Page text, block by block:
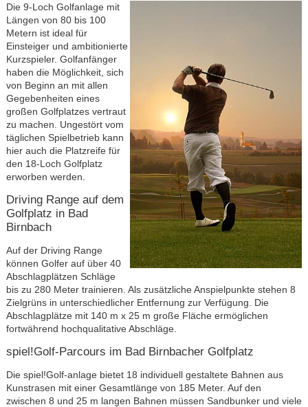
Die 9-Loch Golfanlage mit
Längen von 80 bis 100
Metern ist ideal für
Einsteiger und ambitionierte
Kurzspieler. Golfanfänger
haben die Möglichkeit, sich
von Beginn an mit allen
Gegebenheiten eines
großen Golfplatzes vertraut
zu machen. Ungestört vom
täglichen Spielbetrieb kann
hier auch die Platzreife für
den 18-Loch Golfplatz
erworben werden.
Driving Range auf dem
Golfplatz in Bad
Birnbach
Auf der Driving Range
können Golfer auf über 40
Abschlagplätzen Schläge
bis zu 280 Meter trainieren. Als zusätzliche Anspielpunkte stehen 8
Zielgrüns in unterschiedlicher Entfernung zur Verfügung. Die
Abschlagplätze mit 140 m x 25 m große Fläche ermöglichen
fortwährend hochqualitative Abschläge.
spiel!Golf-Parcours im Bad Birnbacher Golfplatz
Die spiel!Golf-anlage bietet 18 individuell gestaltete Bahnen aus
Kunstrasen mit einer Gesamtlänge von 185 Meter. Auf den
zwischen 8 und 25 m langen Bahnen müssen Sandbunker und viele